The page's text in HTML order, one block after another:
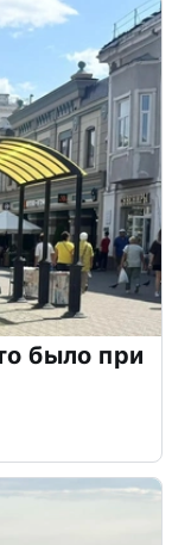
было при